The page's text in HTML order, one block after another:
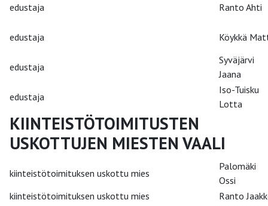
edustaja Ranto Ahti
edustaja Köykkä
edustaja
Syväjärvi
Jaana
edustaja
Iso-Tuisku
Lotta
KIINTEISTÖTOIMITUSTEN
USKOTTUJEN MIESTEN VAALI
kiinteistötoimituksen uskottu mies
Palomäki
Ossi
kiinteistötoimituksen uskottu mies
Ranto